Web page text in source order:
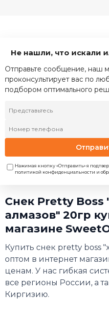
Не нашли, что искали
Отправьте сообщение, наш
проконсультирует вас по
подбором оптимального
Нажимая кнопку «Отправить» я
политикой конфиденциальности и
Снек Pretty Boss
алмазов" 20гр
магазине
Купить снек pretty boss
оптом в интернет
ценам. У нас гибкая
все регионы России, а
Киргизию.